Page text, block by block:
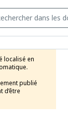
localisé en
publié
d’être